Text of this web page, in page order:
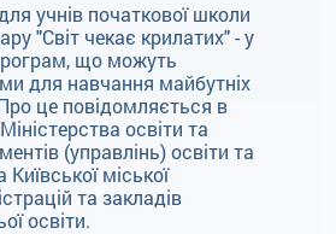
учнів початкової школи
"Світ чекає крилатих" - у
що можуть
для навчання майбутніх
це повідомляється в
освіти та
(управлінь) освіти та
міської
та закладів
освіти.